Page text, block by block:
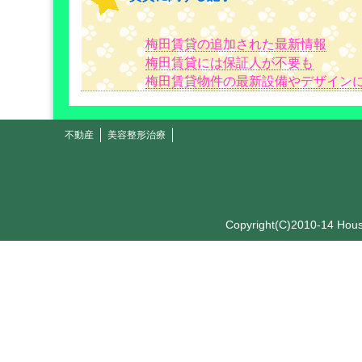
梅田賃貸の追加された最新情報
梅田賃貸には保証人が不要も
梅田賃貸物件の最新設備やデザイン
不動産 美容整形治療
Copyright(C)2010-14